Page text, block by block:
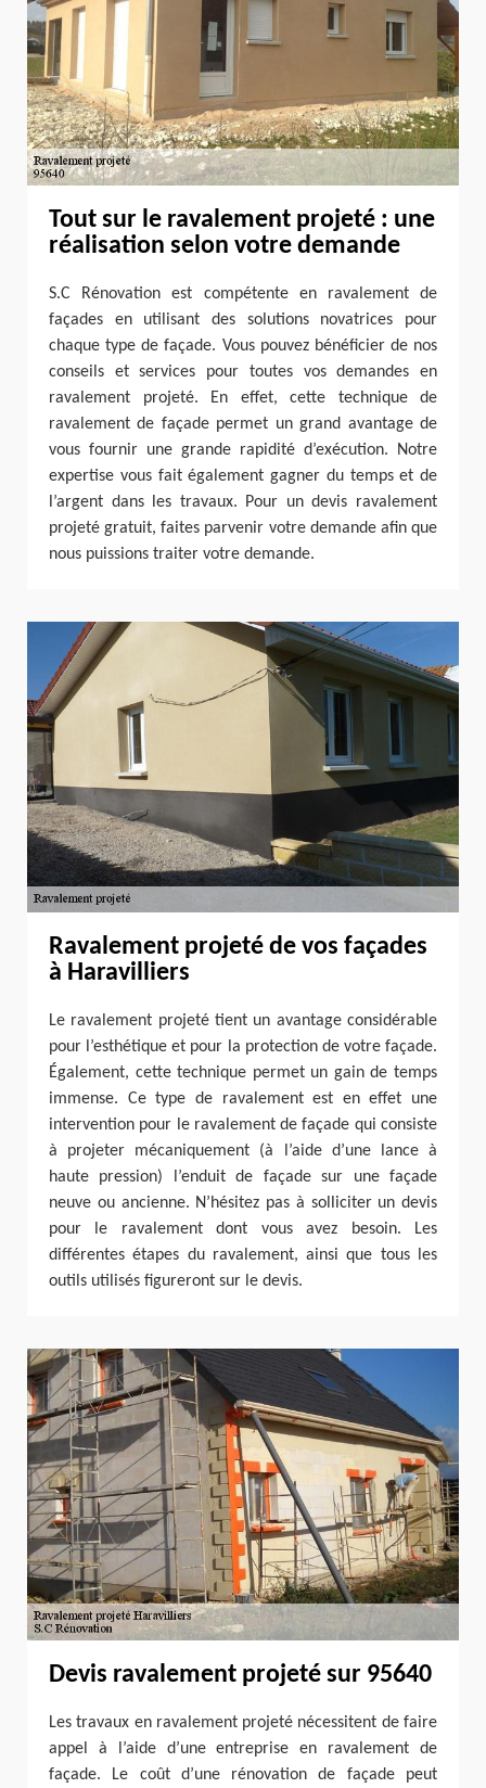
Tout sur le ravalement projeté : une
réalisation selon votre demande
S.C Rénovation est compétente en ravalement de
façades en utilisant des solutions novatrices pour
chaque type de façade. Vous pouvez bénéficier de nos
conseils et services pour toutes vos demandes en
ravalement projeté. En effet, cette technique de
ravalement de façade permet un grand avantage de
vous fournir une grande rapidité d’exécution. Notre
expertise vous fait également gagner du temps et de
l’argent dans les travaux. Pour un devis ravalement
projeté gratuit, faites parvenir votre demande afin que
nous puissions traiter votre demande.
Ravalement projeté de vos façades
à Haravilliers
Le ravalement projeté tient un avantage considérable
pour l’esthétique et pour la protection de votre façade.
Également, cette technique permet un gain de temps
immense. Ce type de ravalement est en effet une
intervention pour le ravalement de façade qui consiste
à projeter mécaniquement (à l’aide d’une lance à
haute pression) l’enduit de façade sur une façade
neuve ou ancienne. N’hésitez pas à solliciter un devis
pour le ravalement dont vous avez besoin. Les
différentes étapes du ravalement, ainsi que tous les
outils utilisés figureront sur le devis.
Devis ravalement projeté sur 95640
Les travaux en ravalement projeté nécessitent de faire
appel à l’aide d’une entreprise en ravalement de
façade. Le coût d’une rénovation de façade peut